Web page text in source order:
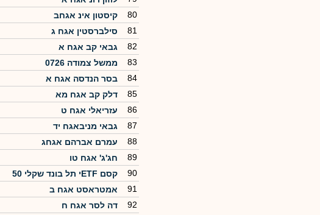
80
קיסטון אינ אגחב
81
סילברסטין אגח ג
82
גבאי קב אגח א
83
ממשל צמודה 0726
84
בסר הנדסה אגח א
85
דלק קב אגח מא
86
עזריאלי אגח ט
87
גבאי מניבאגח יד
88
עמרם אברהם אגחג
89
חג'ג' אגח טו
90
קסם ETFי תל בונד שקלי 50
91
אמטראסט אגח ב
92
דה לסר אגח ח